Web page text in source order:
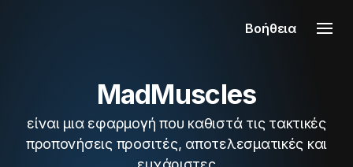
Βοήθεια
MadMuscles
είναι μια εφαρμογή που καθιστά τις τακτικές
προπονήσεις προσιτές, αποτελεσματικές και